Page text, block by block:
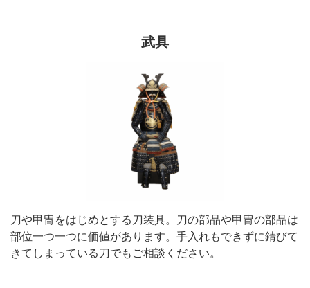
武具
刀や甲冑をはじめとする刀装具。刀の部品や甲冑の部品は
部位一つ一つに価値があります。手入れもできずに錆びて
きてしまっている刀でもご相談ください。